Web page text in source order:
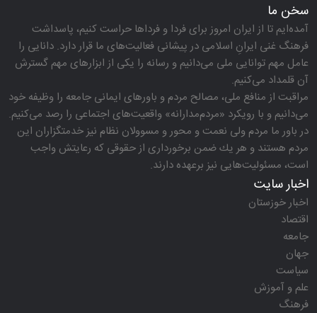
سخن ما
آمده‌ایم تا از ایران امروز برای فردا و فرداها حراست كنیم، پاسداشت
فرهنگ غنی ایرانِ اسلامی در پیشانی فعالیت‌های ما قرار دارد. دانایی را
عامل مهم توانایی ملی می‌دانیم و رسانه را یكی از ابزارهای مهم گسترش
آن قلمداد می‌كنیم.
مراقبت از منافع ملی، مصالح مردم و باورهای ایمانی جامعه را وظیفه خود
می‌دانیم و با رویكرد «مردم‌مدارانه‌» واقعیت‌های اجتماعی را رصد می‌كنیم.
در باور ما مردم ولی نعمت و محور و مسوولان نظام نیز خدمتگزاران این
مردم هستند و هر یك ضمن برخورداری از حقوقی كه رعایتش واجب
است، مسئولیت‌هایی نیز برعهده دارند.
اخبار سایت
اخبار خوزستان
اقتصاد
جامعه
جهان
سیاست
علم و آموزش
فرهنگ